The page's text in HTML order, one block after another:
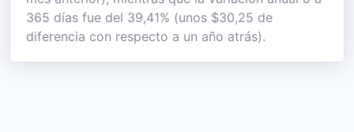
365 días fue del 39,41% (unos $30,25 de
diferencia con respecto a un año atrás).